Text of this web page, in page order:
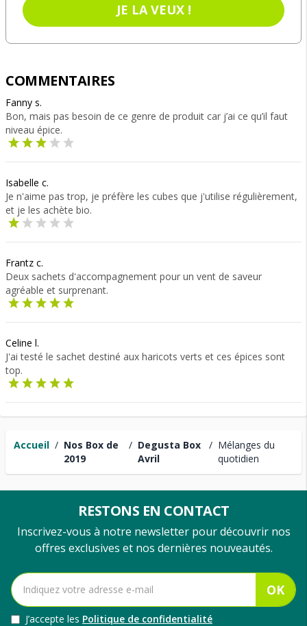
Accueil / Nos Box de
2019
/ Degusta Box
Avril
/ Mélanges du
quotidien
JE LA VEUX !
COMMENTAIRES
Fanny s.
Bon, mais pas besoin de ce genre de produit car j’ai ce qu’il faut
niveau épice.
Isabelle c.
Je n'aime pas trop, je préfère les cubes que j'utilise régulièrement,
et je les achète bio.
Frantz c.
Deux sachets d'accompagnement pour un vent de saveur
agréable et surprenant.
Celine l.
J'ai testé le sachet destiné aux haricots verts et ces épices sont
top.
RESTONS EN CONTACT
Inscrivez-vous à notre newsletter pour découvrir nos
offres exclusives et nos dernières nouveautés.
OK
J’accepte les Politique de confidentialité